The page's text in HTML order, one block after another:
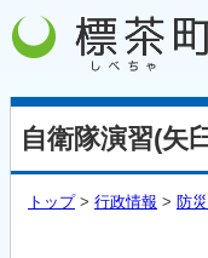
自衛隊演習(矢
トップ> 行政情報 > 防